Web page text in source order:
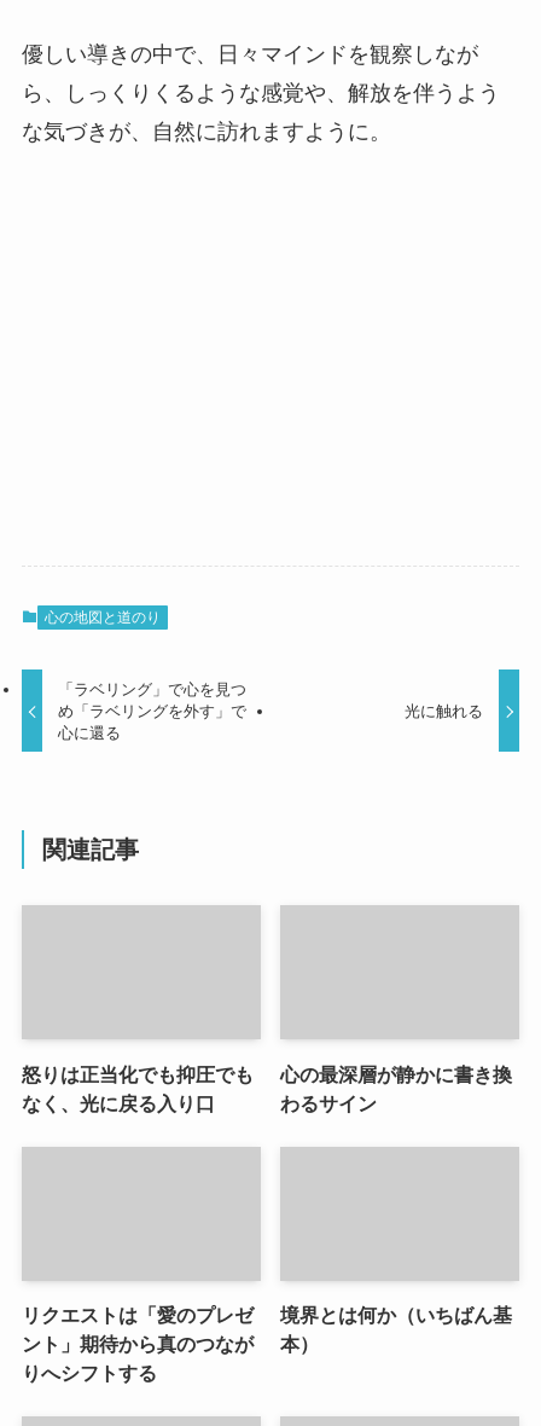
優しい導きの中で、日々マインドを観察しなが
ら、しっくりくるような感覚や、解放を伴うよう
な気づきが、自然に訪れますように。
心の地図と道のり
「ラベリング」で心を見つ
め「ラベリングを外す」で
心に還る
光に触れる
関連記事
怒りは正当化でも抑圧でも
なく、光に戻る入り口
心の最深層が静かに書き換
わるサイン
リクエストは「愛のプレゼ
ント」期待から真のつなが
りへシフトする
境界とは何か（いちばん基
本）